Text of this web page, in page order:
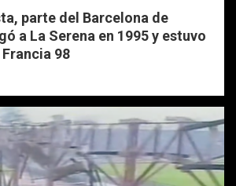
parte del Barcelona de
a La Serena en 1995 y estuvo
98